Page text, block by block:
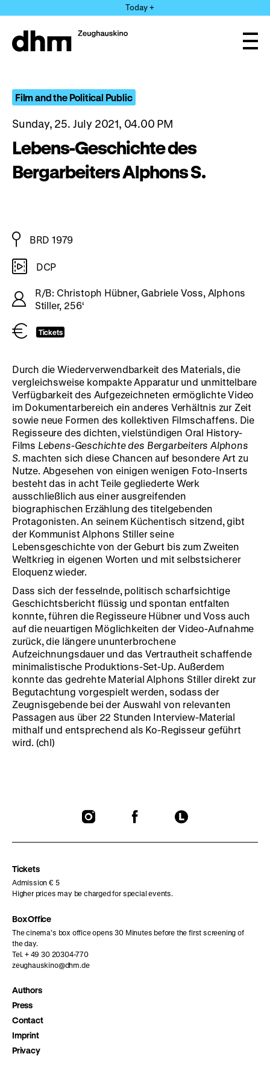
directly
the
Today +
Film and the Political Public
Sunday, 25. July 2021, 04.00 PM
Lebens-Geschichte des
Bergarbeiters Alphons S.
BRD 1979
DCP
R/B: Christoph Hübner, Gabriele Voss, Alphons
Stiller, 256‘
Tickets
Durch die Wiederverwendbarkeit des Materials, die
vergleichsweise kompakte Apparatur und unmittelbare
Verfügbarkeit des Aufgezeichneten ermöglichte Video
im Dokumentarbereich ein anderes Verhältnis zur Zeit
sowie neue Formen des kollektiven Filmschaffens. Die
Regisseure des dichten, vielstündigen Oral History-
Films Lebens-Geschichte des Bergarbeiters Alphons
S. machten sich diese Chancen auf besondere Art zu
Nutze. Abgesehen von einigen wenigen Foto-Inserts
besteht das in acht Teile gegliederte Werk
ausschließlich aus einer ausgreifenden
biographischen Erzählung des titelgebenden
Protagonisten. An seinem Küchentisch sitzend, gibt
der Kommunist Alphons Stiller seine
Lebensgeschichte von der Geburt bis zum Zweiten
Weltkrieg in eigenen Worten und mit selbstsicherer
Eloquenz wieder.
Dass sich der fesselnde, politisch scharfsichtige
Geschichtsbericht flüssig und spontan entfalten
konnte, führen die Regisseure Hübner und Voss auch
auf die neuartigen Möglichkeiten der Video-Aufnahme
zurück, ­die längere ununterbrochene
Aufzeichnungsdauer und das Vertrautheit schaffende
minimalistische Produktions-Set-Up. Außerdem
konnte das gedrehte Material Alphons Stiller direkt zur
Begutachtung vorgespielt werden, sodass der
Zeugnisgebende bei der Auswahl von relevanten
Passagen aus über 22 Stunden Interview-Material
mithalf und entsprechend als Ko-Regisseur geführt
wird. (chl)
To
To
To
Tickets
Admission € 5
Higher prices may be charged for special events.
Box Office
The cinema’s box office opens 30 Minutes before the first screening of
the day.
Tel. + 49 30 20304-770
zeughauskino@dhm.de
Authors
Press
Contact
Imprint
Privacy